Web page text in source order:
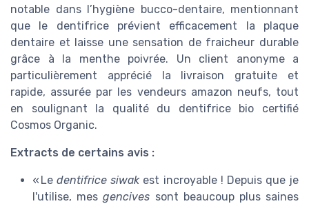
notable dans l’hygiène bucco-dentaire, mentionnant
que le dentifrice prévient efficacement la plaque
dentaire et laisse une sensation de fraicheur durable
grâce à la menthe poivrée. Un client anonyme a
particulièrement apprécié la livraison gratuite et
rapide, assurée par les vendeurs amazon neufs, tout
en soulignant la qualité du dentifrice bio certifié
Cosmos Organic.
Extracts de certains avis :
« Ledentifrice siwakest incroyable ! Depuis que je
l'utilise, mesgencives sont beaucoup plus saines